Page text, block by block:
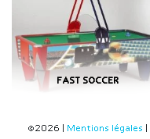
FAST SOCCER
©2026 | Mentions légales